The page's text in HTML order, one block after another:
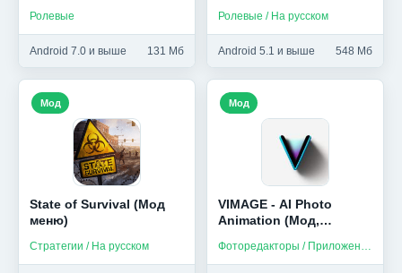
Ролевые
Android 7.0 и выше 131 Мб
Ролевые / На русском
Android 5.1 и выше 548 Мб
State of Survival (Мод
меню)
Стратегии / На русском
Мод
VIMAGE - AI Photo
Animation (Мод,
Фоторедакторы / Приложения на русском
Мод